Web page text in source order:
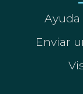
Ayuda
Enviar